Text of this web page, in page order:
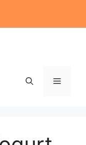
Menu